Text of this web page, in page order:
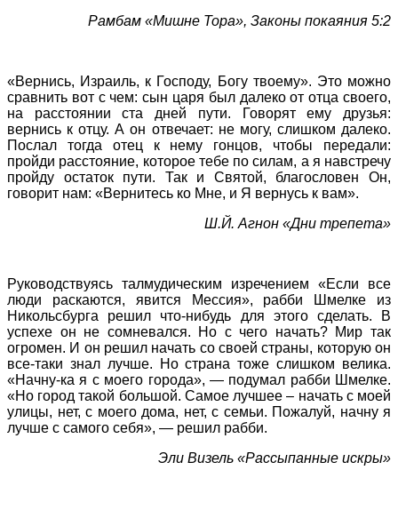
Рамбам «Мишне Тора», Законы покаяния 5:2
«Вернись, Израиль, к Господу, Богу твоему». Это можно
сравнить вот с чем: сын царя был далеко от отца своего,
на расстоянии ста дней пути. Говорят ему друзья:
вернись к отцу. А он отвечает: не могу, слишком далеко.
Послал тогда отец к нему гонцов, чтобы передали:
пройди расстояние, которое тебе по силам, а я навстречу
пройду остаток пути. Так и Святой, благословен Он,
говорит нам: «Вернитесь ко Мне, и Я вернусь к вам».
Ш.Й. Агнон «Дни трепета»
Руководствуясь талмудическим изречением «Если все
люди раскаются, явится Мессия», рабби Шмелке из
Никольсбурга решил что-нибудь для этого сделать. В
успехе он не сомневался. Но с чего начать? Мир так
огромен. И он решил начать со своей страны, которую он
все-таки знал лучше. Но страна тоже слишком велика.
«Начну-ка я с моего города», — подумал рабби Шмелке.
«Но город такой большой. Самое лучшее – начать с моей
улицы, нет, с моего дома, нет, с семьи. Пожалуй, начну я
лучше с самого себя», — решил рабби.
Эли Визель «Рассыпанные искры»